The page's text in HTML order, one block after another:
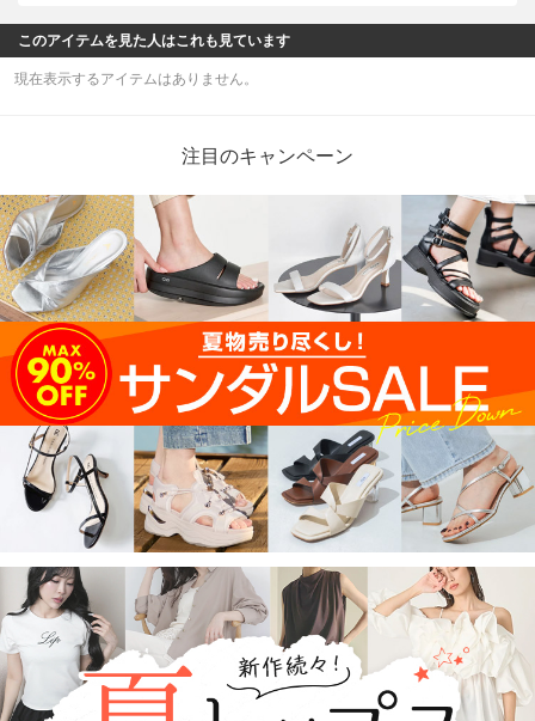
このアイテムを見た人はこれも見ています
現在表示するアイテムはありません。
注目のキャンペーン